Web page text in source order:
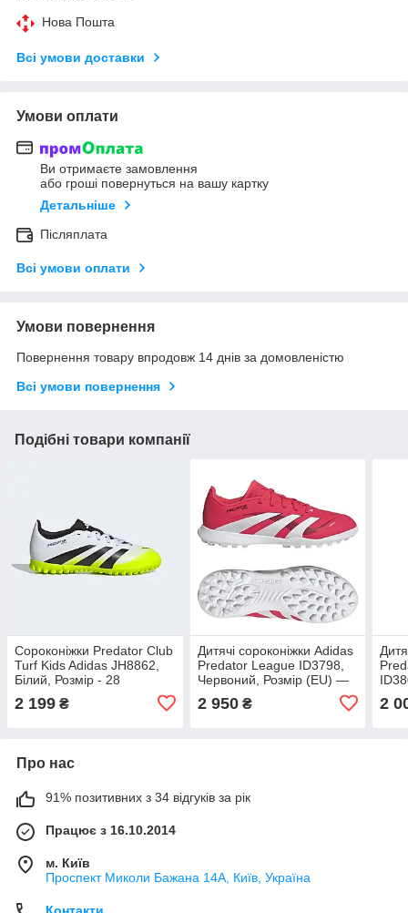
Нова Пошта
Всі умови доставки
Умови оплати
Ви отримаєте замовлення
або гроші повернуться на вашу картку
Детальніше
Післяплата
Всі умови оплати
Умови повернення
Повернення товару впродовж 14 днів за домовленістю
Всі умови повернення
Подібні товари компанії
Сороконіжки Predator Club
Turf Kids Adidas JH8862,
Білий, Розмір - 28
2 199 ₴
Дитячі сороконіжки Adidas
Predator League ID3798,
Червоний, Розмір (EU) —
2 950₴ 2
Про нас
91% позитивних з 34 відгуків за рік
Працює з 16.10.2014
м. Київ
Проспект Миколи Бажана 14А, Київ, Україна